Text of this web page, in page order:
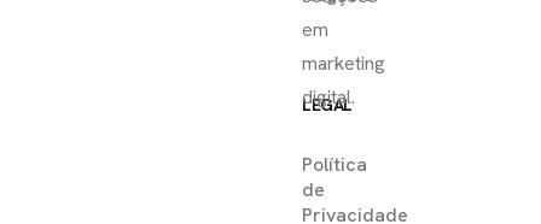
LEGAL
Política
de
Privacidade
em
marketing
digital.